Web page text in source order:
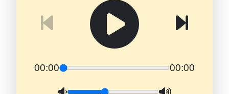
00:00 00:00